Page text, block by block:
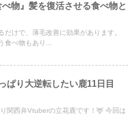
物』髪を復活させる食べ物と
だけで、薄毛改善に効果があります。
食べ物もあり...
ぱり大逆転したい鹿11日目
関西弁Vtuberの立花鹿です！🦌 今回は